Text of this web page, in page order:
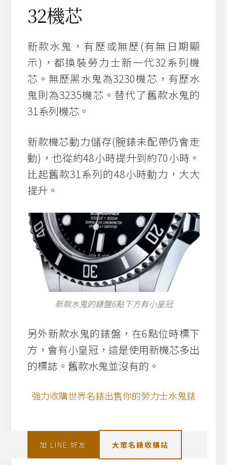
32機芯
新款水鬼，有歷或無歷(有無日期顯
示)，都換裝勞力士新一代32系列機
芯。無歷黑水鬼為3230機芯，有歷水
鬼則為3235機芯。替代了舊款水鬼的
31系列機芯。
新款機芯動力儲存(腕錶未配帶仍會走
動)，也從約48小時提升到約70小時。
比起舊款31系列的48小時動力，大大
提升。
新款水鬼的錶盤6點下方有小皇冠
另外新款水鬼的錶盤，在6點位時標下
方，會有小皇冠，這是使用新機芯多出
的標誌。舊款水鬼並沒有的。
強力收購世界名錶出售你的勞力士水鬼錶
加 LINE 好友 大眾名錶收購站